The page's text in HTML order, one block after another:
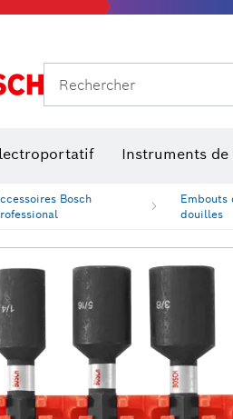
Rechercher
Instruments de
Bosch
Embouts
douilles